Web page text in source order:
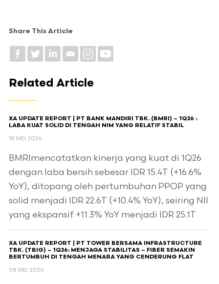
Share This Article
Related Article
XA UPDATE REPORT | PT BANK MANDIRI TBK. (BMRI) – 1Q26 :
LABA KUAT SOLID DI TENGAH NIM YANG RELATIF STABIL
18 MEI 2026
BMRImencatatkan kinerja yang kuat di 1Q26
dengan laba bersih sebesar IDR 15.4T (+16.6%
YoY), ditopang oleh pertumbuhan PPOP yang
solid menjadi IDR 22.6T (+10.4% YoY), seiring NII
yang ekspansif +11.3% YoY menjadi IDR 25.1T
XA UPDATE REPORT | PT TOWER BERSAMA INFRASTRUCTURE
TBK. (TBIG) – 1Q26: MENJAGA STABILITAS – FIBER SEMAKIN
BERTUMBUH DI TENGAH MENARA YANG CENDERUNG FLAT
08 MEI 2026